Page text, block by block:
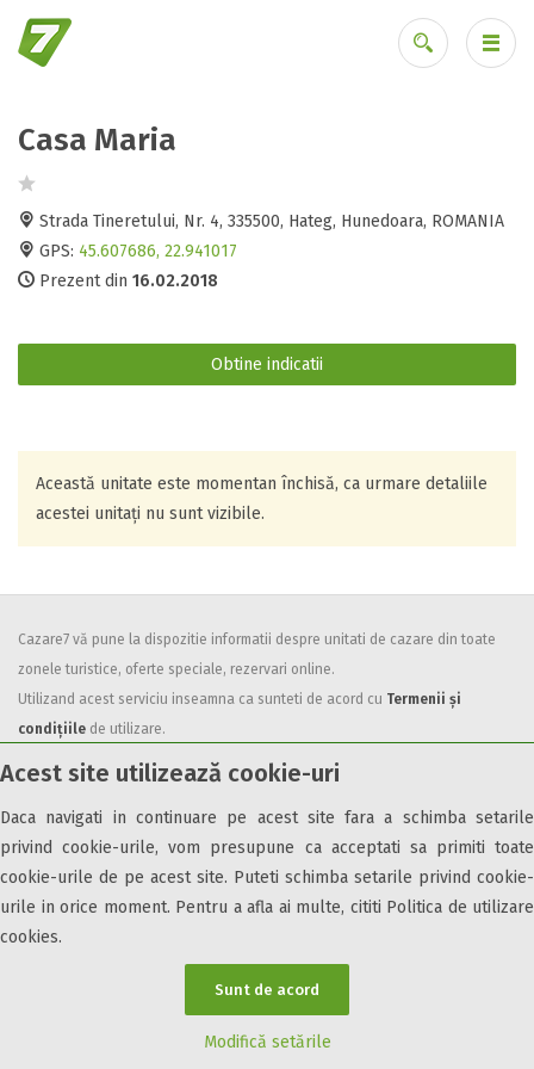
Acest site utilizează cookie-uri
Daca navigati in continuare pe acest site fara a schimba setarile
privind cookie-urile, vom presupune ca acceptati sa primiti toate
cookie-urile de pe acest site. Puteti schimba setarile privind cookie-
urile in orice moment. Pentru a afla ai multe, cititi Politica de utilizare
cookies.
Sunt de acord
Modifică setările
Casa Maria
Strada Tineretului, Nr. 4, 335500, Hateg, Hunedoara, ROMANIA
GPS: 45.607686, 22.941017
Prezent din 16.02.2018
Obtine indicatii
Această unitate este momentan închisă, ca urmare detaliile
acestei unitați nu sunt vizibile.
Cazare7 vă pune la dispozitie informatii despre unitati de cazare din toate
zonele turistice, oferte speciale, rezervari online.
Utilizand acest serviciu inseamna ca sunteti de acord cu Termenii și
condițiile de utilizare.
© 2026 Cazare7. Toate drepturile rezervate.
Obiective turistice